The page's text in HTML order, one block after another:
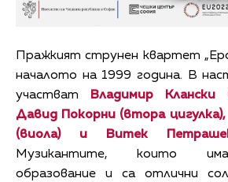
Пражкият струнен квартет
началото на 1999 година. В
участват
Владимир Клански
Давид Покорни (втора
(виола) и Витек Петрашек
Музикантите, които
образование и са отлични